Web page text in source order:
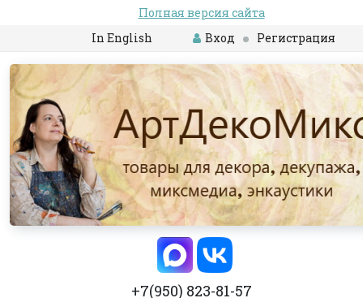
Полная версия сайта
In English
Вход Регистрация
+7(950) 823-81-57